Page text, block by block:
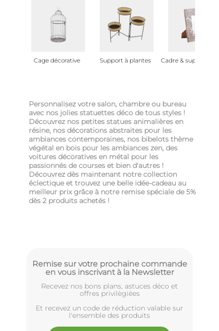
Cage décorative Support à plantes Cadre & support
Personnalisez votre salon, chambre ou bureau
avec nos jolies statuettes déco de tous styles !
Découvrez nos petites statues animalières en
résine, nos décorations abstraites pour les
ambiances contemporaines, nos bibelots thème
végétal en bois pour les ambiances zen, des
voitures décoratives en métal pour les
passionnés de courses et bien d'autres !
Découvrez dès maintenant notre collection
éclectique et trouvez une belle idée-cadeau au
meilleur prix grâce à notre remise spéciale de 5%
dès 2 produits achetés !
Remise sur votre prochaine commande
en vous inscrivant à la Newsletter
Recevez nos bons plans, astuces déco et
offres privilègiées
Et recevez un code de réduction valable sur
l'ensemble des produits